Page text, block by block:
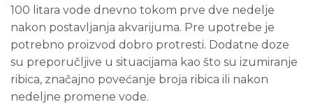
100 litara vode dnevno tokom prve dve nedelje
nakon postavljanja akvarijuma. Pre upotrebe je
potrebno proizvod dobro protresti. Dodatne doze
su preporučljive u situacijama kao što su izumiranje
ribica, značajno povećanje broja ribica ili nakon
nedeljne promene vode.